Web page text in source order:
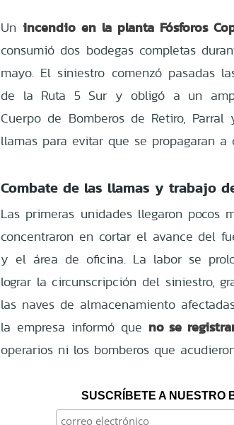
Un incendio en la planta Fósforos
consumió dos bodegas completas
mayo. El siniestro comenzó pasadas
de la Ruta 5 Sur y obligó a un
Cuerpo de Bomberos de Retiro,
llamas para evitar que se propagaran
Combate de las llamas y trabajo
Las primeras unidades llegaron
concentraron en cortar el avance del
y el área de oficina. La labor se
lograr la circunscripción del siniestro,
las naves de almacenamiento
la empresa informó que no se
operarios ni los bomberos que
SUSCRÍBETE A NUESTRO